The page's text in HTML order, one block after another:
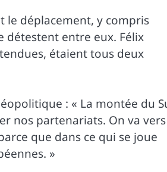
le déplacement, y compris
détestent entre eux. Félix
étaient tous deux
: « La montée du
nos partenariats. On va
que dans ce qui se joue
»